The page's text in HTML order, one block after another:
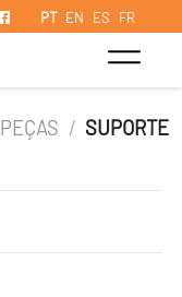
PT EN ES FR
PEÇAS / SUPORTE